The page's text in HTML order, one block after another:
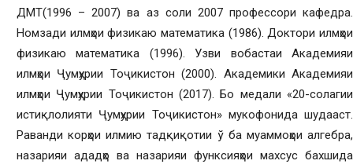
ДМТ(1996 – 2007) ва аз соли 2007 профессори кафедра.
Номзади илмҳои физикаю математика (1986). Доктори илмҳои
физикаю математика (1996). Узви вобастаи Академияи
илмҳои Ҷумҳурии Тоҷикистон (2000). Академики Академияи
илмҳои Ҷумҳурии Тоҷикистон (2017). Бо медали «20-солагии
истиқлолияти Ҷумҳурии Тоҷикистон» мукофонида шудааст.
Раванди корҳои илмию тадқиқотии ў ба муаммоҳои алгебра,
назарияи ададҳо ва назарияи функсияҳои махсус бахшида